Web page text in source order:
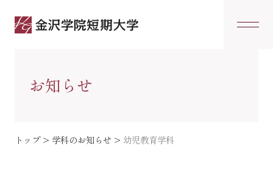
お知らせ
トップ> 学科のお知らせ > 幼児教育学科